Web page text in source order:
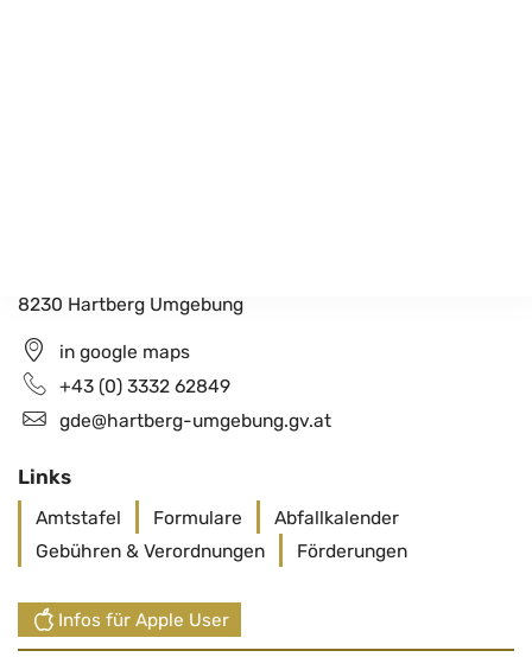
8230 Hartberg Umgebung
in google maps
+43 (0) 3332 62849
gde@hartberg-umgebung.gv.at
Links
Amtstafel Formulare
Abfallkalender
Gebühren & Verordnungen
Förderungen
Infos für Apple User